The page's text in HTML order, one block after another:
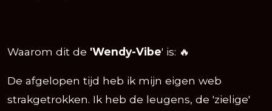
Waarom dit de 'Wendy-Vibe' is: 🔥
De afgelopen tijd heb ik mijn eigen web
strakgetrokken. Ik heb de leugens, de 'zielige'